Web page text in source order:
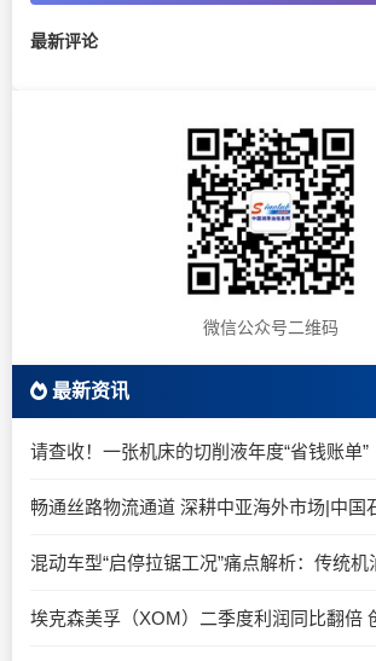
最新评论
微信公众号二维码
最新资讯
请查收！一张机床的切削液年度“省钱账单”